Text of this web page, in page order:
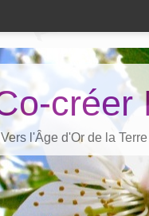
créer
Vers l'Âge d'Or de la